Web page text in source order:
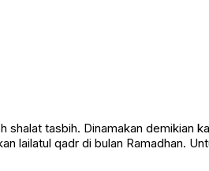
shalat tasbih. Dinamakan
lailatul qadr di bulan Ramadhan.